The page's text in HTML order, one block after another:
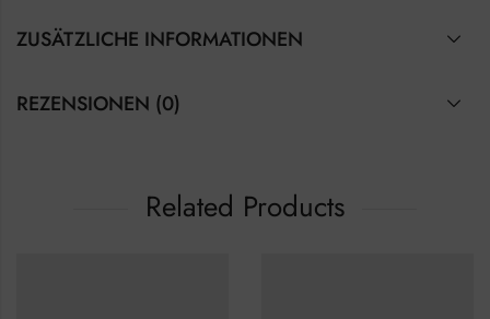
ZUSÄTZLICHE INFORMATIONEN
REZENSIONEN (0)
Related Products